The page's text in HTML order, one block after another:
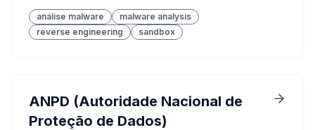
análise malware
malware analysis
reverse engineering
sandbox
ANPD (Autoridade Nacional de
Proteção de Dados)